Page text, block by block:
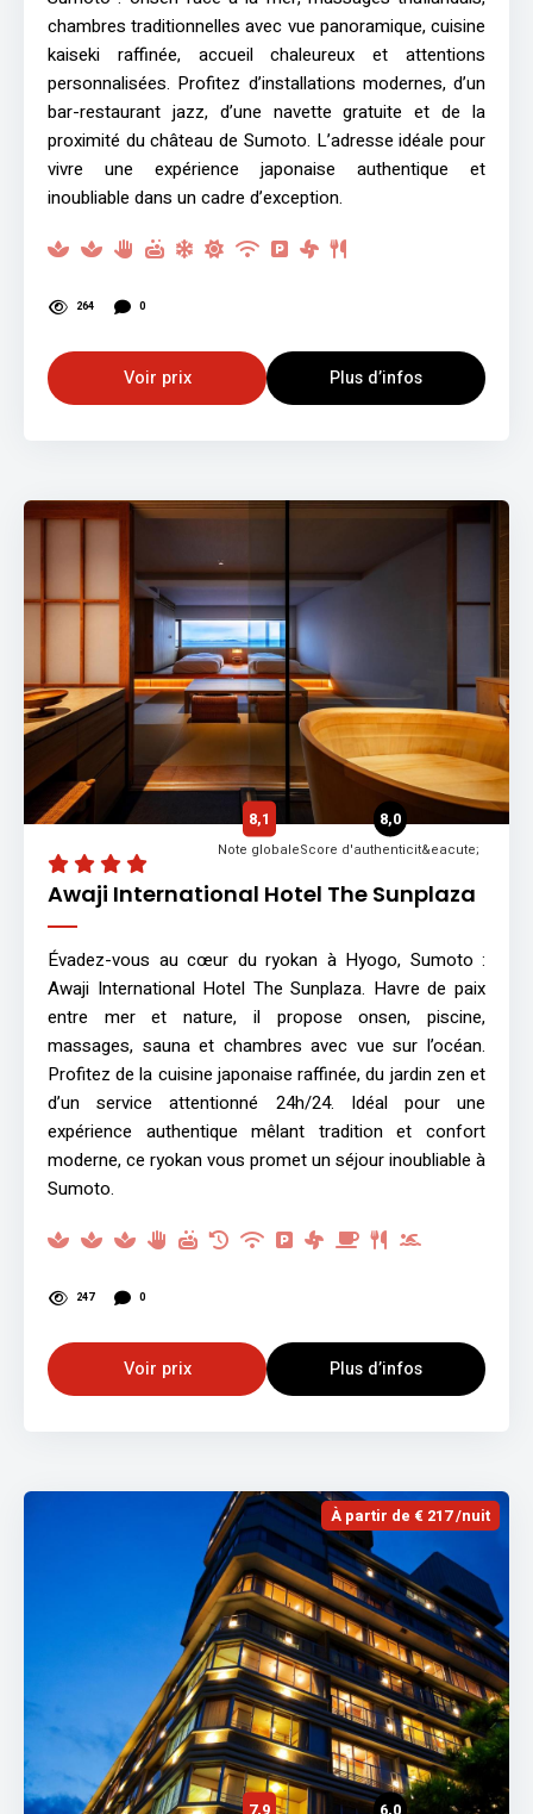
chambres traditionnelles avec vue panoramique, cuisine
kaiseki raffinée, accueil chaleureux et attentions
personnalisées. Profitez d’installations modernes, d’un
bar-restaurant jazz, d’une navette gratuite et de la
proximité du château de Sumoto. L’adresse idéale pour
vivre une expérience japonaise authentique et
inoubliable dans un cadre d’exception.
264 0
Voir prix Plus d’infos
Awaji International Hotel The Sunplaza
8,1
Note globale
8,0
Score d'authenticit&eacute;
Évadez-vous au cœur du ryokan à Hyogo, Sumoto :
Awaji International Hotel The Sunplaza. Havre de paix
entre mer et nature, il propose onsen, piscine,
massages, sauna et chambres avec vue sur l’océan.
Profitez de la cuisine japonaise raffinée, du jardin zen et
d’un service attentionné 24h/24. Idéal pour une
expérience authentique mêlant tradition et confort
moderne, ce ryokan vous promet un séjour inoubliable à
Sumoto.
247 0
Voir prix Plus d’infos
À partir de € 217 /nuit
7,9 6,0